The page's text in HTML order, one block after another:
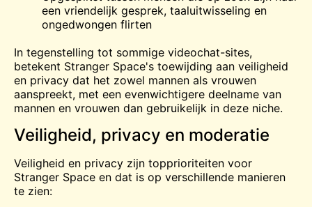
een vriendelijk gesprek, taaluitwisseling en
ongedwongen flirten
In tegenstelling tot sommige videochat-sites,
betekent Stranger Space's toewijding aan veiligheid
en privacy dat het zowel mannen als vrouwen
aanspreekt, met een evenwichtigere deelname van
mannen en vrouwen dan gebruikelijk in deze niche.
Veiligheid, privacy en moderatie
Veiligheid en privacy zijn topprioriteiten voor
Stranger Space en dat is op verschillende manieren
te zien: